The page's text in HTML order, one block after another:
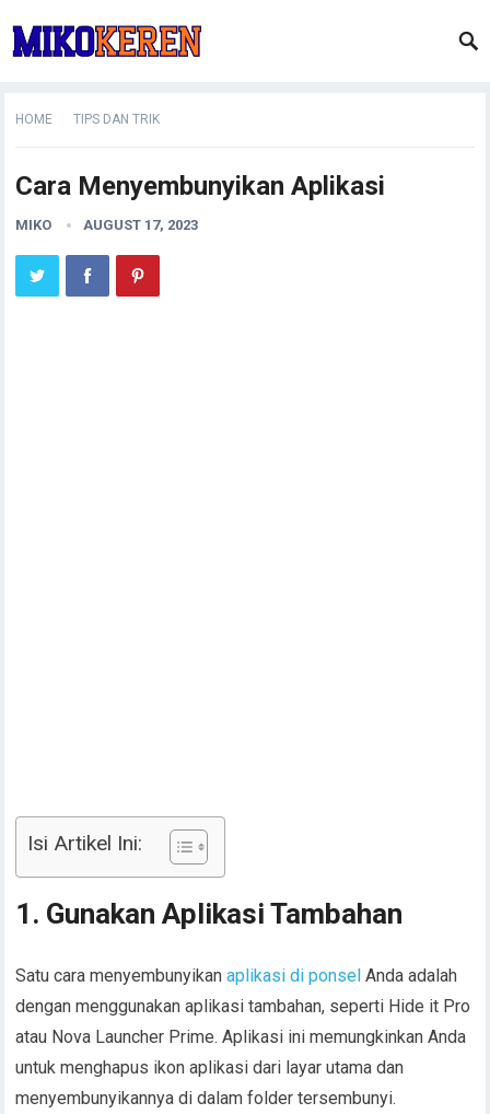
HOME TIPS DAN TRIK
Cara Menyembunyikan Aplikasi
MIKO AUGUST 17, 2023
Isi Artikel Ini:
1. Gunakan Aplikasi Tambahan
Satu cara menyembunyikanaplikasi di ponsel Anda adalah
dengan menggunakan aplikasi tambahan, seperti Hide it Pro
atau Nova Launcher Prime. Aplikasi ini memungkinkan Anda
untuk menghapus ikon aplikasi dari layar utama dan
menyembunyikannya di dalam folder tersembunyi.